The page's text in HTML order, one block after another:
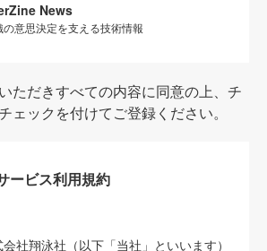
News
意思決定を支える技術情報
ただきすべての内容に同意の上、チ
ェックを付けてご登録ください。
ービス利用規約
社翔泳社（以下「当社」といいます）